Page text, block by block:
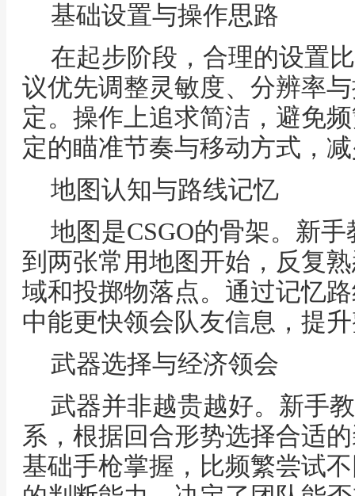
基础设置与操作思路
在起步阶段，合理的设置
议优先调整灵敏度、分辨率
定。操作上追求简洁，避免
定的瞄准节奏与移动方式，
地图认知与路线记忆
地图是CSGO的骨架。新
到两张常用地图开始，反复
域和投掷物落点。通过记忆
中能更快领会队友信息，提
武器选择与经济领会
武器并非越贵越好。新手
系，根据回合形势选择合适
基础手枪掌握，比频繁尝试